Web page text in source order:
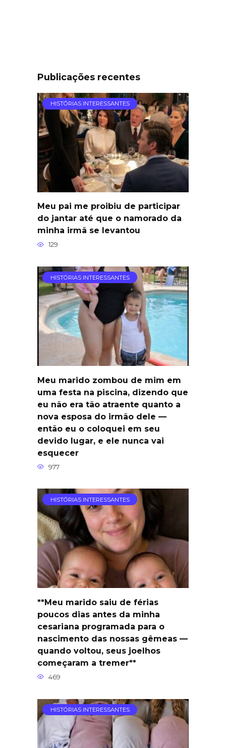
Publicações recentes
HISTÓRIAS INTERESSANTES
Meu pai me proibiu de participar
do jantar até que o namorado da
minha irmã se levantou
129
HISTÓRIAS INTERESSANTES
Meu marido zombou de mim em
uma festa na piscina, dizendo que
eu não era tão atraente quanto a
nova esposa do irmão dele —
então eu o coloquei em seu
devido lugar, e ele nunca vai
esquecer
977
HISTÓRIAS INTERESSANTES
**Meu marido saiu de férias
poucos dias antes da minha
cesariana programada para o
nascimento das nossas gêmeas —
quando voltou, seus joelhos
começaram a tremer**
469
HISTÓRIAS INTERESSANTES